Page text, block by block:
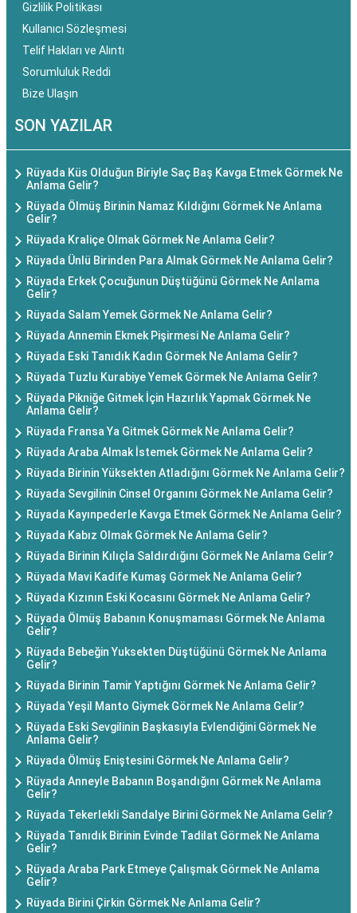
Gizlilik Politikası
Kullanıcı Sözleşmesi
Telif Hakları ve Alıntı
Sorumluluk Reddi
Bize Ulaşın
SON YAZILAR
Rüyada Küs Olduğun Biriyle Saç Baş Kavga Etmek Görmek Ne
Anlama Gelir?
Rüyada Ölmüş Birinin Namaz Kıldığını Görmek Ne Anlama
Gelir?
Rüyada Kraliçe Olmak Görmek Ne Anlama Gelir?
Rüyada Ünlü Birinden Para Almak Görmek Ne Anlama Gelir?
Rüyada Erkek Çocuğunun Düştüğünü Görmek Ne Anlama
Gelir?
Rüyada Salam Yemek Görmek Ne Anlama Gelir?
Rüyada Annemin Ekmek Pişirmesi Ne Anlama Gelir?
Rüyada Eski Tanıdık Kadın Görmek Ne Anlama Gelir?
Rüyada Tuzlu Kurabiye Yemek Görmek Ne Anlama Gelir?
Rüyada Pikniğe Gitmek İçin Hazırlık Yapmak Görmek Ne
Anlama Gelir?
Rüyada Fransa Ya Gitmek Görmek Ne Anlama Gelir?
Rüyada Araba Almak İstemek Görmek Ne Anlama Gelir?
Rüyada Birinin Yüksekten Atladığını Görmek Ne Anlama Gelir?
Rüyada Sevgilinin Cinsel Organını Görmek Ne Anlama Gelir?
Rüyada Kayınpederle Kavga Etmek Görmek Ne Anlama Gelir?
Rüyada Kabız Olmak Görmek Ne Anlama Gelir?
Rüyada Birinin Kılıçla Saldırdığını Görmek Ne Anlama Gelir?
Rüyada Mavi Kadife Kumaş Görmek Ne Anlama Gelir?
Rüyada Kızının Eski Kocasını Görmek Ne Anlama Gelir?
Rüyada Ölmüş Babanın Konuşmaması Görmek Ne Anlama
Gelir?
Rüyada Bebeğin Yuksekten Düştüğünü Görmek Ne Anlama
Gelir?
Rüyada Birinin Tamir Yaptığını Görmek Ne Anlama Gelir?
Rüyada Yeşil Manto Giymek Görmek Ne Anlama Gelir?
Rüyada Eski Sevgilinin Başkasıyla Evlendiğini Görmek Ne
Anlama Gelir?
Rüyada Ölmüş Eniştesini Görmek Ne Anlama Gelir?
Rüyada Anneyle Babanın Boşandığını Görmek Ne Anlama
Gelir?
Rüyada Tekerlekli Sandalye Birini Görmek Ne Anlama Gelir?
Rüyada Tanıdık Birinin Evinde Tadilat Görmek Ne Anlama
Gelir?
Rüyada Araba Park Etmeye Çalışmak Görmek Ne Anlama
Gelir?
Rüyada Birini Çirkin Görmek Ne Anlama Gelir?